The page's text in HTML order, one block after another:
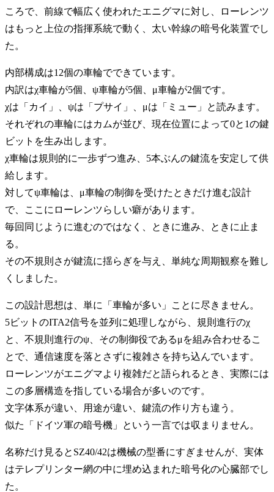
ころで、前線で幅広く使われたエニグマに対し、ローレンツ
はもっと上位の指揮系統で動く、太い幹線の暗号化装置でし
た。
内部構成は12個の車輪でできています。
内訳はχ車輪が5個、ψ車輪が5個、μ車輪が2個です。
χは「カイ」、ψは「プサイ」、μは「ミュー」と読みます。
それぞれの車輪にはカムが並び、現在位置によって0と1の鍵
ビットを生み出します。
χ車輪は規則的に一歩ずつ進み、5本ぶんの鍵流を安定して供
給します。
対してψ車輪は、μ車輪の制御を受けたときだけ進む設計
で、ここにローレンツらしい癖があります。
毎回同じように進むのではなく、ときに進み、ときに止ま
る。
その不規則さが鍵流に揺らぎを与え、単純な周期観察を難し
くしました。
この設計思想は、単に「車輪が多い」ことに尽きません。
5ビットのITA2信号を並列に処理しながら、規則進行のχ
と、不規則進行のψ、その制御役であるμを組み合わせるこ
とで、通信速度を落とさずに複雑さを持ち込んでいます。
ローレンツがエニグマより複雑だと語られるとき、実際には
この多層構造を指している場合が多いのです。
文字体系が違い、用途が違い、鍵流の作り方も違う。
似た「ドイツ軍の暗号機」という一言では収まりません。
名称だけ見るとSZ40/42は機械の型番にすぎませんが、実体
はテレプリンター網の中に埋め込まれた暗号化の心臓部でし
た。